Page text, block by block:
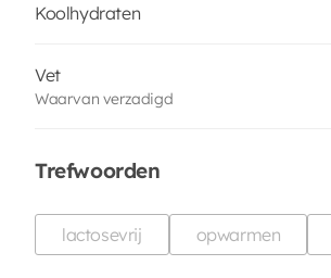
Koolhydraten
Vet
Waarvan verzadigd
Trefwoorden
lactosevrij opwarmen